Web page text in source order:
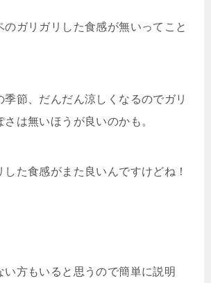
のガリガリした食感が無いってこと
季節、だんだん涼しくなるのでガリ
は無いほうが良いのかも。
た食感がまた良いんですけどね！
い方もいると思うので簡単に説明